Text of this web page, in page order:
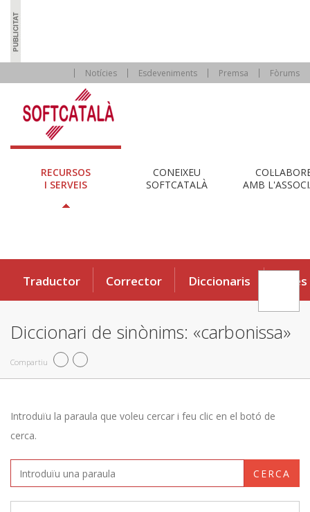
Notícies Esdeveniments Premsa Fòrums
RECURSOS
I SERVEIS
CONEIXEU
SOFTCATALÀ
AMB
Traductor Corrector Diccionaris Eines
Diccionari de sinònims: «carbonissa»
Compartiu
Introduïu la paraula que voleu cercar i feu clic en el botó de
cerca.
CERCA